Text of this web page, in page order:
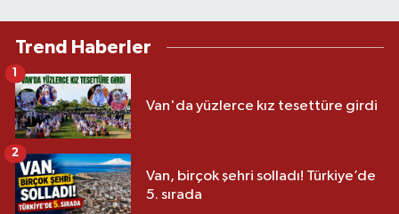
Trend Haberler
Van'da yüzlerce kız tesettüre girdi
1
Van, birçok şehri solladı! Türkiye’de
5. sırada
2